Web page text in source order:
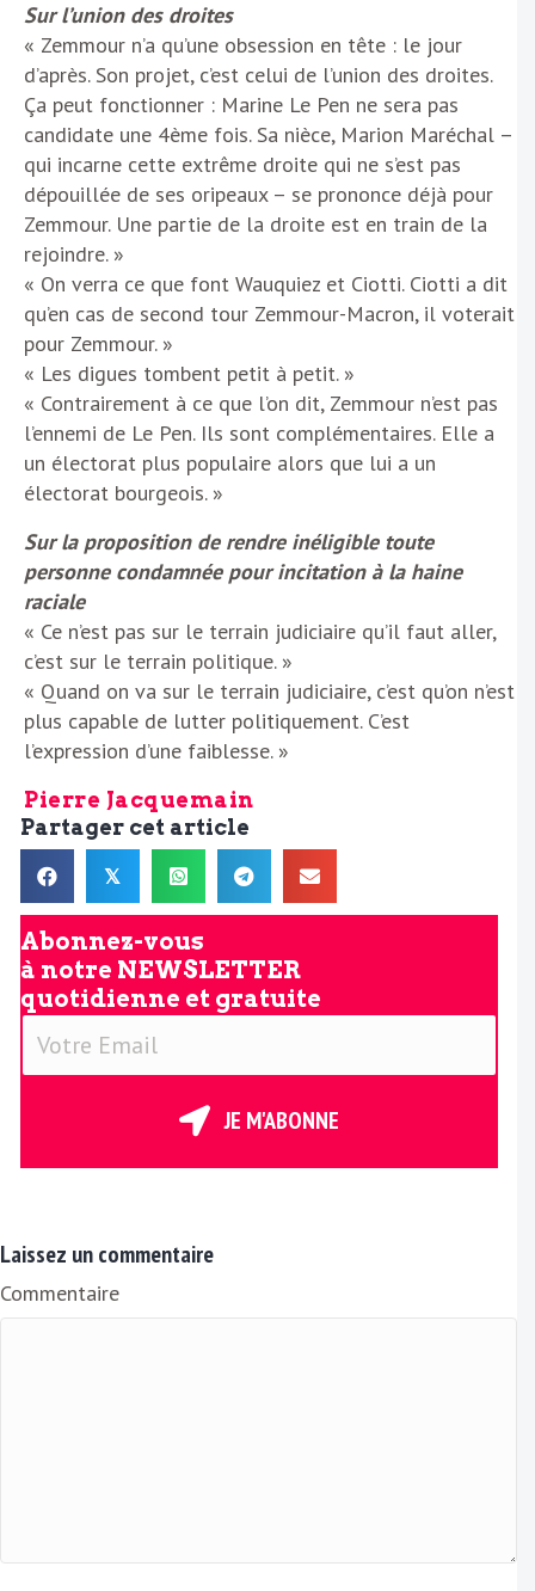
Sur l’union des droites
« Zemmour n’a qu’une obsession en tête : le jour
d’après. Son projet, c’est celui de l’union des droites.
Ça peut fonctionner : Marine Le Pen ne sera pas
candidate une 4ème fois. Sa nièce, Marion Maréchal –
qui incarne cette extrême droite qui ne s’est pas
dépouillée de ses oripeaux – se prononce déjà pour
Zemmour. Une partie de la droite est en train de la
rejoindre. »
« On verra ce que font Wauquiez et Ciotti. Ciotti a dit
qu’en cas de second tour Zemmour-Macron, il voterait
pour Zemmour. »
« Les digues tombent petit à petit. »
« Contrairement à ce que l’on dit, Zemmour n’est pas
l’ennemi de Le Pen. Ils sont complémentaires. Elle a
un électorat plus populaire alors que lui a un
électorat bourgeois. »
Sur la proposition de rendre inéligible toute
personne condamnée pour incitation à la haine
raciale
« Ce n’est pas sur le terrain judiciaire qu’il faut aller,
c’est sur le terrain politique. »
« Quand on va sur le terrain judiciaire, c’est qu’on n’est
plus capable de lutter politiquement. C’est
l’expression d’une faiblesse. »
Pierre Jacquemain
Partager cet article
𝕏
Abonnez-vous
à notre NEWSLETTER
quotidienne et gratuite
V
E
i
l
JE M'ABONNE
Laissez un commentaire
Commentaire